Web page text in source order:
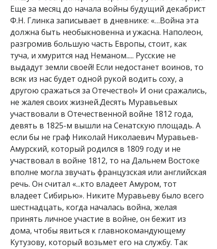
Еще за месяц до начала войны будущий декабрист
Ф.Н. Глинка записывает в дневнике: «…Война эта
должна быть необыкновенна и ужасна. Наполеон,
разгромив большую часть Европы, стоит, как
туча, и хмурится над Неманом..... Русские не
выдадут земли своей! Если недостанет воинов, то
всяк из нас будет одной рукой водить соху, а
другою сражаться за Отечество!» И они сражались,
не жалея своих жизней.Десять Муравьевых
участвовали в Отечественной войне 1812 года,
девять в 1825-м вышли на Сенатскую площадь. А
если бы не граф Николай Николаевич Муравьев-
Амурский, который родился в 1809 году и не
участвовал в войне 1812, то на Дальнем Востоке
вполне могла звучать французская или английская
речь. Он считал «...кто владеет Амуром, тот
владеет Сибирью». Никите Муравьеву было всего
шестнадцать, когда началась война, желая
принять личное участие в войне, он бежит из
дома, чтобы явиться к главнокомандующему
Кутузову, который возьмет его на службу. Так